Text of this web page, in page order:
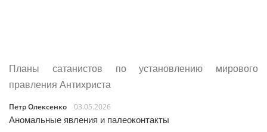
Планы сатанистов по установлению мирового
правления Антихриста
Петр Олексенко
03.05.2026
Аномальные явления и палеоконтакты